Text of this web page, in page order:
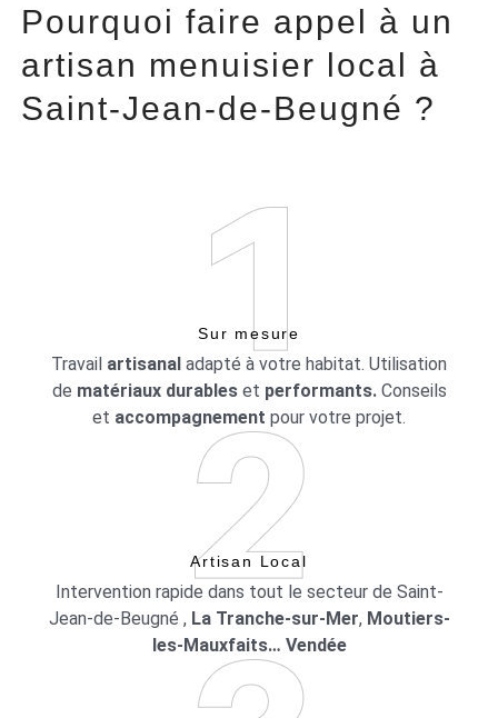
Pourquoi faire appel à un
artisan menuisier local à
Saint-Jean-de-Beugné ?
Sur mesure
Travail artisanal adapté à votre habitat. Utilisation
de matériaux durableset performants. Conseils
et accompagnement pour votre projet.
Artisan Local
Intervention rapide dans tout le secteur de Saint-
Jean-de-Beugné , La Tranche-sur-Mer, Moutiers-
les-Mauxfaits… Vendée